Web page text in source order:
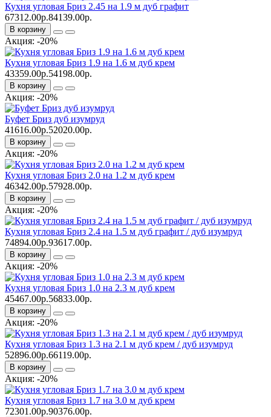
Кухня угловая Бриз 2.45 на 1.9 м дуб графит
67312.00р.84139.00р.
В корзину
Акция: -20%
Кухня угловая Бриз 1.9 на 1.6 м дуб крем
43359.00р.54198.00р.
В корзину
Акция: -20%
Буфет Бриз дуб изумруд
41616.00р.52020.00р.
В корзину
Акция: -20%
Кухня угловая Бриз 2.0 на 1.2 м дуб крем
46342.00р.57928.00р.
В корзину
Акция: -20%
Кухня угловая Бриз 2.4 на 1.5 м дуб графит / дуб изумруд
74894.00р.93617.00р.
В корзину
Акция: -20%
Кухня угловая Бриз 1.0 на 2.3 м дуб крем
45467.00р.56833.00р.
В корзину
Акция: -20%
Кухня угловая Бриз 1.3 на 2.1 м дуб крем / дуб изумруд
52896.00р.66119.00р.
В корзину
Акция: -20%
Кухня угловая Бриз 1.7 на 3.0 м дуб крем
72301.00р.90376.00р.